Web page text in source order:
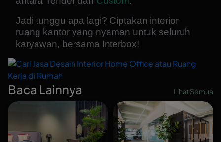
Jadi tunggu apa lagi? Ciptakan interior
ruang kantor yang nyaman untuk seluruh
karyawan, bersama Interbox!
Baca Lainnya Lihat Semua